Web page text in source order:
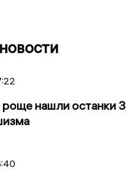
роще нашли останки